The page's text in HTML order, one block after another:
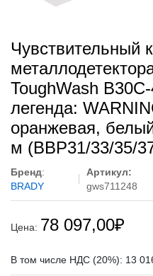
Чувствительный к
ToughWash
легенда:
оранжевая,
м (BBP31/33/35/
Бренд:
BRADY
Артикул:
gws711248
Цена: 78 097,00₽
В том числе НДС (20%): 13